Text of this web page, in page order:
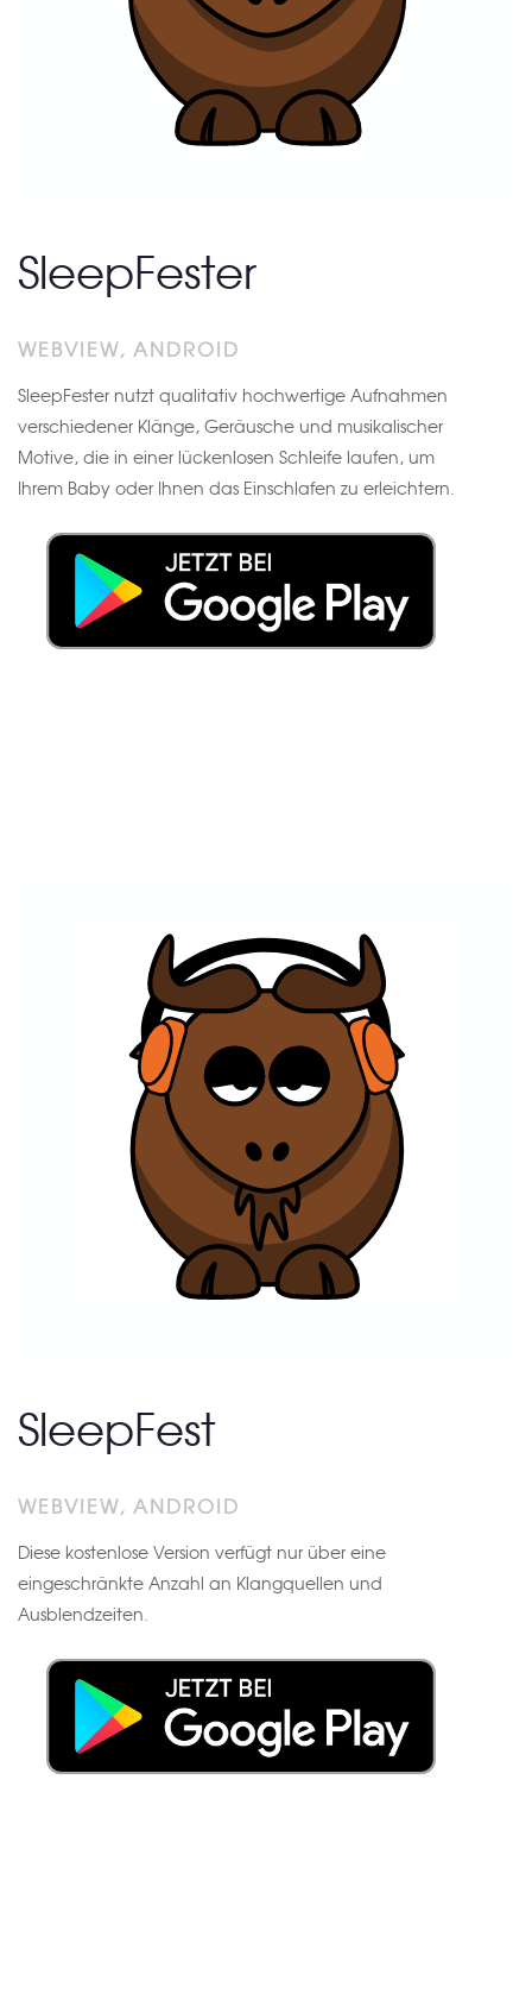
SleepFester
WEBVIEW, ANDROID
SleepFester nutzt qualitativ hochwertige Aufnahmen
verschiedener Klänge, Geräusche und musikalischer
Motive, die in einer lückenlosen Schleife laufen, um
Ihrem Baby oder Ihnen das Einschlafen zu erleichtern.
SleepFest
WEBVIEW, ANDROID
Diese kostenlose Version verfügt nur über eine
eingeschränkte Anzahl an Klangquellen und
Ausblendzeiten.